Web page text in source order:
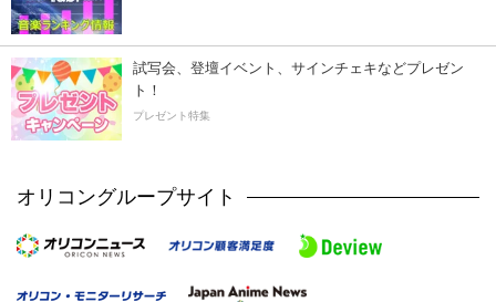
試写会、登壇イベント、サインチェキなどプレゼン
ト！
プレゼント特集
オリコングループサイト